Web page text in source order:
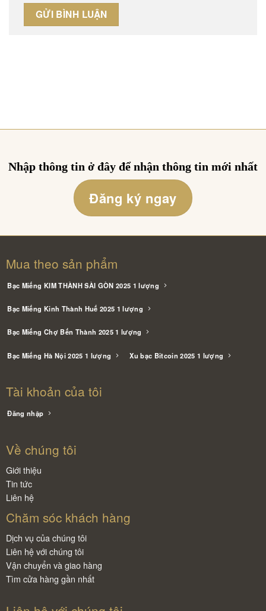
Nhập thông tin ở đây để nhận thông tin mới nhất
Đăng ký ngay
Mua theo sản phẩm
Bạc Miếng KIM THÀNH SÀI GÒN 2025 1 lượng
Bạc Miếng Kinh Thành Huế 2025 1 lượng
Bạc Miếng Chợ Bến Thành 2025 1 lượng
Bạc Miếng Hà Nội 2025 1 lượng Xu bạc Bitcoin 2025 1 lượng
Tài khoản của tôi
Đăng nhập
Về chúng tôi
Giới thiệu
Tin tức
Liên hệ
Chăm sóc khách hàng
Dịch vụ của chúng tôi
Liên hệ với chúng tôi
Vận chuyển và giao hàng
Tìm cửa hàng gần nhất